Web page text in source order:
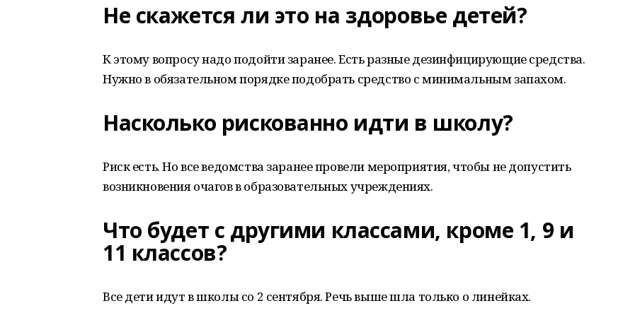
Не скажется ли это на здоровье детей?
К этому вопросу надо подойти заранее. Есть разные дезинфицирующие средства.
Нужно в обязательном порядке подобрать средство с минимальным запахом.
Насколько рискованно идти в школу?
Риск есть. Но все ведомства заранее провели мероприятия, чтобы не допустить
возникновения очагов в образовательных учреждениях.
Что будет с другими классами, кроме 1, 9 и
11 классов?
Все дети идут в школы со 2 сентября. Речь выше шла только о линейках.